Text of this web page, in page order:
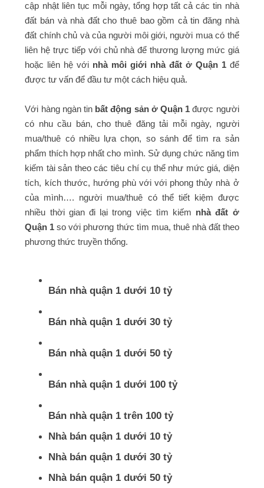
cập nhật liên tục mỗi ngày, tổng hợp tất cả các tin nhà
đất bán và nhà đất cho thuê bao gồm cả tin đăng nhà
đất chính chủ và của người môi giới, người mua có thể
liên hệ trực tiếp với chủ nhà để thương lượng mức giá
hoặc liên hệ với nhà môi giới nhà đất ở Quận 1để
được tư vấn để đầu tư một cách hiệu quả.
Với hàng ngàn tin bất động sản ở Quận 1 được người
có nhu cầu bán, cho thuê đăng tải mỗi ngày, người
mua/thuê có nhiều lựa chọn, so sánh để tìm ra sản
phẩm thích hợp nhất cho mình. Sử dụng chức năng tìm
kiếm tài sản theo các tiêu chí cụ thể như mức giá, diện
tích, kích thước, hướng phù với với phong thủy nhà ở
của mình…. người mua/thuê có thể tiết kiệm được
nhiều thời gian đi lại trong việc tìm kiếm nhà đất ở
Quận 1 so với phương thức tìm mua, thuê nhà đất theo
phương thức truyền thống.
Bán nhà quận 1 dưới 10 tỷ
Bán nhà quận 1 dưới 30 tỷ
Bán nhà quận 1 dưới 50 tỷ
Bán nhà quận 1 dưới 100 tỷ
Bán nhà quận 1 trên 100 tỷ
Nhà bán quận 1 dưới 10 tỷ
Nhà bán quận 1 dưới 30 tỷ
Nhà bán quận 1 dưới 50 tỷ